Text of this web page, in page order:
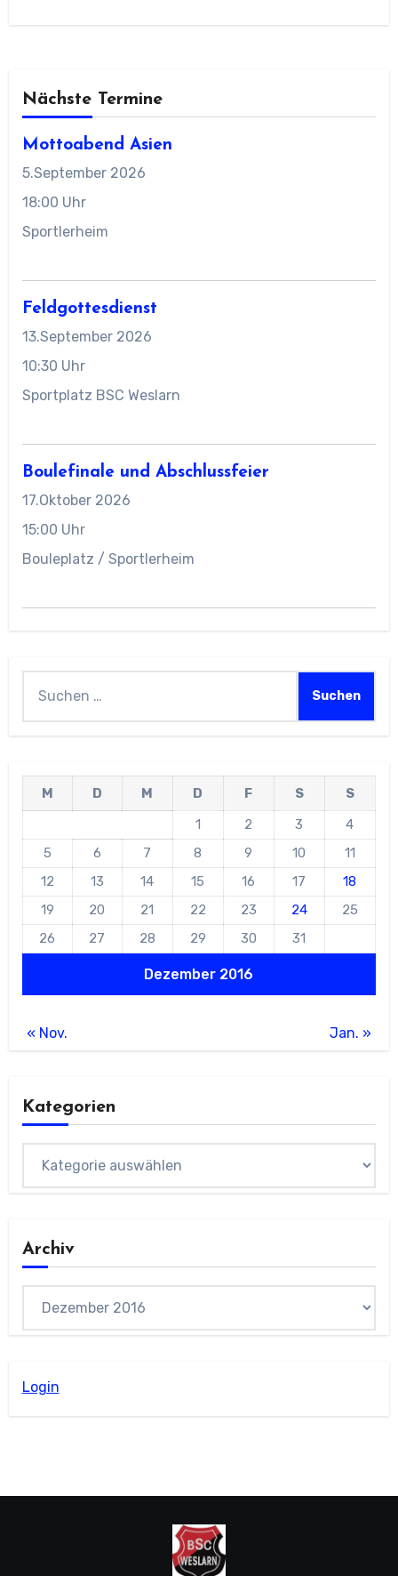
Nächste Termine
Mottoabend Asien
5.September 2026
18:00 Uhr
Sportlerheim
Feldgottesdienst
13.September 2026
10:30 Uhr
Sportplatz BSC Weslarn
Boulefinale und Abschlussfeier
17.Oktober 2026
15:00 Uhr
Bouleplatz / Sportlerheim
Dezember 2016
M D M D F S
S
1
2 3
4
5
6 7 8 9 10
11
12
13 14 15 16 17
18
19
20 21 22 23 24
25
26
27 28 29 30 31
« Nov. Jan. »
Kategorien
Archiv
Login